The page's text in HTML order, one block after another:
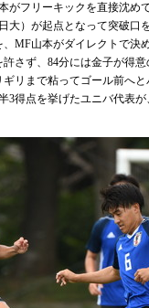
がフリーキックを直接沈め
大）が起点となって突破口
MF山本がダイレクトで決
さず、84分には金子が得
リまで粘ってゴール前へ
3得点を挙げたユニバ代表